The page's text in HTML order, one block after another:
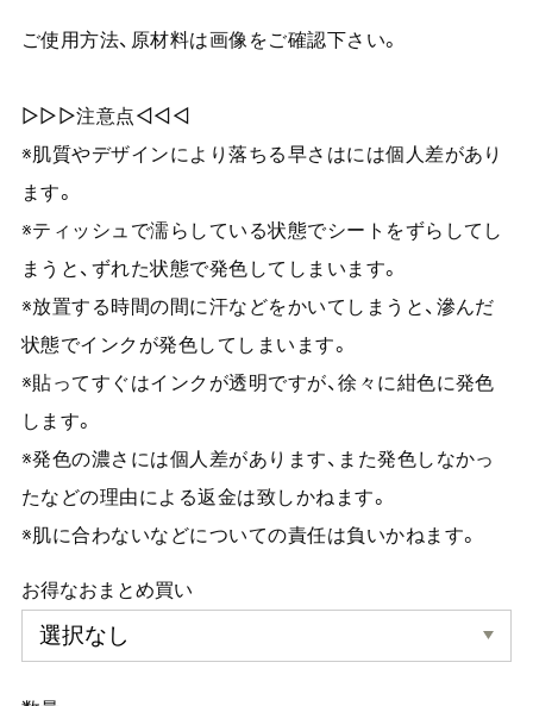
ご使用方法、原材料は画像をご確認下さい。
▷▷▷注意点◁◁◁
※肌質やデザインにより落ちる早さはには個人差があり
ます。
※ティッシュで濡らしている状態でシートをずらしてし
まうと、ずれた状態で発色してしまいます。
※放置する時間の間に汗などをかいてしまうと、滲んだ
状態でインクが発色してしまいます。
※貼ってすぐはインクが透明ですが、徐々に紺色に発色
します。
※発色の濃さには個人差があります、また発色しなかっ
たなどの理由による返金は致しかねます。
※肌に合わないなどについての責任は負いかねます。
お得なおまとめ買い